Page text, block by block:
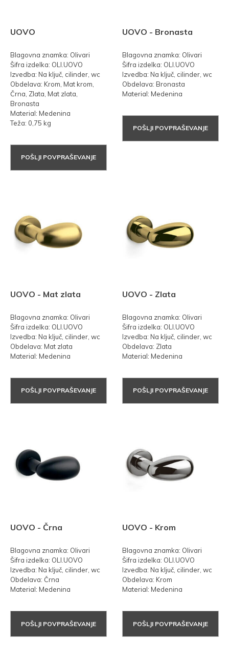
UOVO
Blagovna znamka: Olivari
Šifra izdelka: OLI.UOVO
Izvedba: Na ključ, cilinder, wc
Obdelava: Krom, Mat krom,
Črna, Zlata, Mat zlata,
Bronasta
Material: Medenina
Teža: 0,75 kg
POŠLJI POVPRAŠEVANJE
UOVO - Bronasta
Blagovna znamka: Olivari
Šifra izdelka: OLI.UOVO
Izvedba: Na ključ, cilinder, wc
Obdelava: Bronasta
Material: Medenina
POŠLJI POVPRAŠEVANJE
UOVO - Mat zlata
Blagovna znamka: Olivari
Šifra izdelka: OLI.UOVO
Izvedba: Na ključ, cilinder, wc
Obdelava: Mat zlata
Material: Medenina
POŠLJI POVPRAŠEVANJE
UOVO - Zlata
Blagovna znamka: Olivari
Šifra izdelka: OLI.UOVO
Izvedba: Na ključ, cilinder, wc
Obdelava: Zlata
Material: Medenina
POŠLJI POVPRAŠEVANJE
UOVO - Črna
Blagovna znamka: Olivari
Šifra izdelka: OLI.UOVO
Izvedba: Na ključ, cilinder, wc
Obdelava: Črna
Material: Medenina
POŠLJI POVPRAŠEVANJE
UOVO - Krom
Blagovna znamka: Olivari
Šifra izdelka: OLI.UOVO
Izvedba: Na ključ, cilinder, wc
Obdelava: Krom
Material: Medenina
POŠLJI POVPRAŠEVANJE